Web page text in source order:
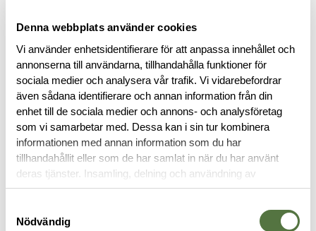
Denna webbplats använder cookies
Vi använder enhetsidentifierare för att anpassa innehållet och
annonserna till användarna, tillhandahålla funktioner för
sociala medier och analysera vår trafik. Vi vidarebefordrar
även sådana identifierare och annan information från din
enhet till de sociala medier och annons- och analysföretag
som vi samarbetar med. Dessa kan i sin tur kombinera
informationen med annan information som du har
tillhandahållit eller som de har samlat in när du har använt
deras tjänster. Insamling, delning och användning av
personuppgifter kan användas för personalisering av
Nödvändig
DOKUMENT
RELATERADE PRODUKTER